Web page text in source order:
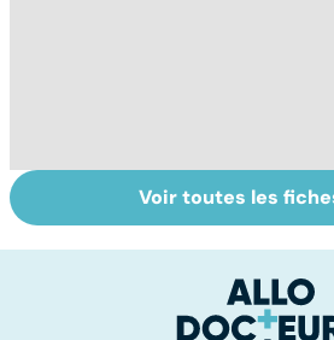
Narcolepsie : des
crises de
Voir toutes les